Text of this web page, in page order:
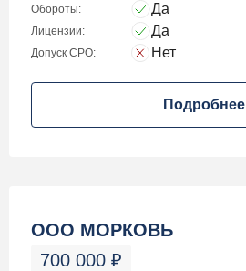
Обороты: Да
Лицензии: Да
Допуск СРО: Нет
Подробнее
ООО МОРКОВЬ
700 000 ₽